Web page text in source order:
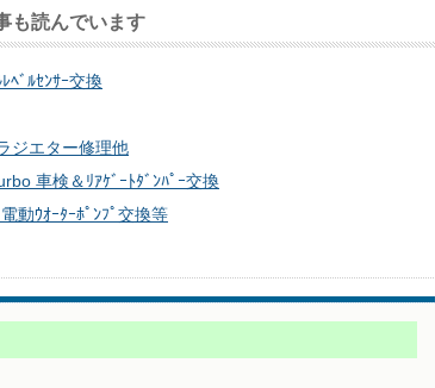
も読んでいます
ﾍﾞﾙｾﾝｻｰ交換
ジエター修理他
車検＆ﾘｱｹﾞｰﾄﾀﾞﾝﾊﾟｰ交換
動ｳｵｰﾀｰﾎﾟﾝﾌﾟ交換等